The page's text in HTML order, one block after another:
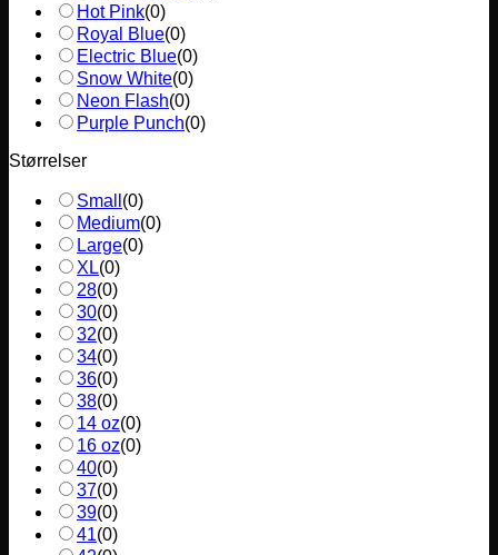
Hot Pink(0)
Royal Blue(0)
Electric Blue(0)
Snow White(0)
Neon Flash(0)
Purple Punch(0)
Størrelser
Small (0)
Medium(0)
Large(0)
XL(0)
28(0)
30(0)
32(0)
34(0)
36(0)
38(0)
14 oz(0)
16 oz(0)
40(0)
37(0)
39(0)
41(0)